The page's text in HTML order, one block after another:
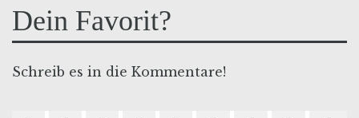
Dein Favorit?
Schreib es in die Kommentare!